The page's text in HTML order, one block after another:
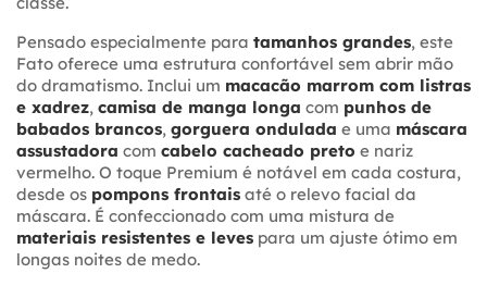
Pensado especialmente para tamanhos grandes, este
Fato oferece uma estrutura confortável sem abrir mão
do dramatismo. Inclui um macacão marrom com listras
e xadrez, camisa de manga longa com punhos de
babados brancos, gorguera ondulada e uma máscara
assustadora com cabelo cacheado preto e nariz
vermelho. O toque Premium é notável em cada costura,
desde os pompons frontais até o relevo facial da
máscara. É confeccionado com uma mistura de
materiais resistentes e leves para um ajuste ótimo em
longas noites de medo.